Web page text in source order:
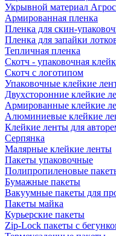
Укрывной материал
Армированная пленка
Пленка для скин-
Пленка для запайки
Тепличная пленка
Скотч - упаковочная
Скотч с логотипом
Упаковочные клейкие
Двухсторонние клейкие
Армированные клейкие
Алюминиевые клейкие
Клейкие ленты для
Серпянка
Малярные клейкие ленты
Пакеты упаковочные
Полипропиленовые
Бумажные пакеты
Вакуумные пакеты для
Пакеты майка
Курьерские пакеты
Zip-Lock пакеты с